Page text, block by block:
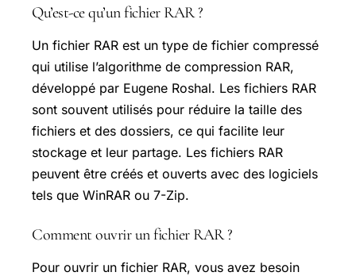
Qu’est-ce qu’un fichier RAR ?
Un fichier RAR est un type de fichier compressé
qui utilise l’algorithme de compression RAR,
développé par Eugene Roshal. Les fichiers RAR
sont souvent utilisés pour réduire la taille des
fichiers et des dossiers, ce qui facilite leur
stockage et leur partage. Les fichiers RAR
peuvent être créés et ouverts avec des logiciels
tels que WinRAR ou 7-Zip.
Comment ouvrir un fichier RAR ?
Pour ouvrir un fichier RAR, vous avez besoin